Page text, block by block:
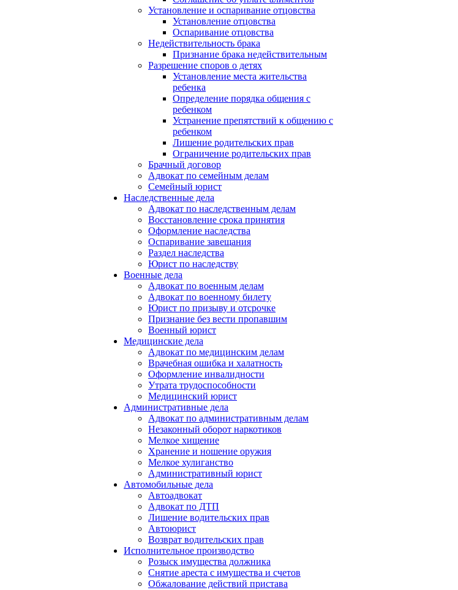
Установление и оспаривание отцовства
Установление отцовства
Оспаривание отцовства
Недействительность брака
Признание брака недействительным
Разрешение споров о детях
Установление места жительства
ребенка
Определение порядка общения с
ребенком
Устранение препятствий к общению с
ребенком
Лишение родительских прав
Ограничение родительских прав
Брачный договор
Адвокат по семейным делам
Семейный юрист
Наследственные дела
Адвокат по наследственным делам
Восстановление срока принятия
Оформление наследства
Оспаривание завещания
Раздел наследства
Юрист по наследству
Военные дела
Адвокат по военным делам
Адвокат по военному билету
Юрист по призыву и отсрочке
Признание без вести пропавшим
Военный юрист
Медицинские дела
Адвокат по медицинским делам
Врачебная ошибка и халатность
Оформление инвалидности
Утрата трудоспособности
Медицинский юрист
Административные дела
Адвокат по административным делам
Незаконный оборот наркотиков
Мелкое хищение
Хранение и ношение оружия
Мелкое хулиганство
Административный юрист
Автомобильные дела
Автоадвокат
Адвокат по ДТП
Лишение водительских прав
Автоюрист
Возврат водительских прав
Исполнительное производство
Розыск имущества должника
Снятие ареста с имущества и счетов
Обжалование действий пристава